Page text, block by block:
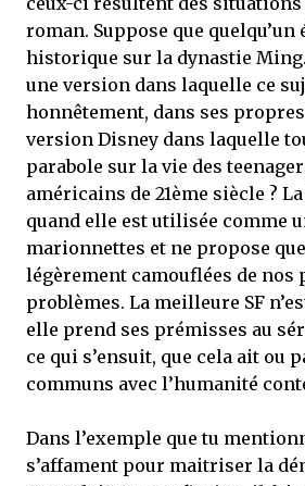
roman. Suppose que
historique sur la dynastie
une version dans laquelle ce
honnêtement, dans ses
version Disney dans laquelle
parabole sur la vie des
américains de 21ème siècle ? La
quand elle est utilisée comme
marionnettes et ne propose
légèrement camouflées de nos
problèmes. La meilleure SF
elle prend ses prémisses au
ce qui s’ensuit, que cela ait ou
communs avec l’humanité
Dans l’exemple que tu
s’affament pour maitriser la